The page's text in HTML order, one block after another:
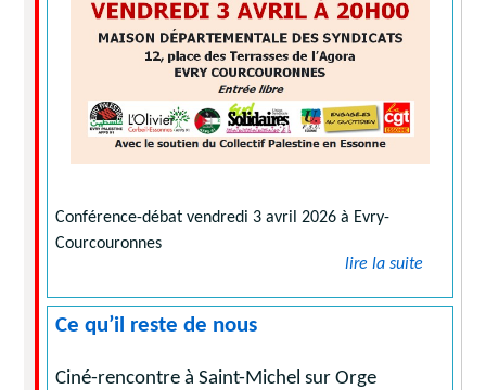
Conférence-débat vendredi 3 avril 2026 à Evry-
Courcouronnes
lire la suite
Ce qu’il reste de nous
Ciné-rencontre à Saint-Michel sur Orge